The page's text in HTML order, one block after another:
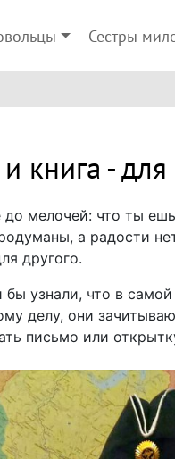
Сестры
книга -
мелочей: что ты
а радости
другого.
узнали, что в
делу, они
письмо или